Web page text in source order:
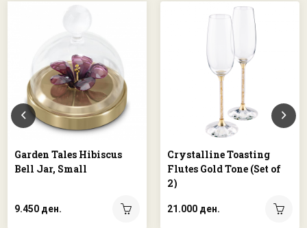
Garden Tales Hibiscus
Bell Jar, Small
9.450 ден.
Crystalline Toasting
Flutes Gold Tone (Set of
2)
21.000 ден.